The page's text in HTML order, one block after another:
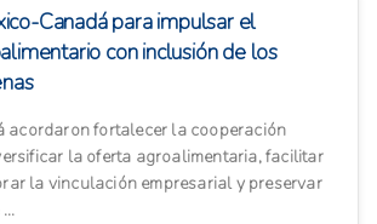
Canadá para impulsar el
con inclusión de los
acordaron fortalecer la cooperación
la oferta agroalimentaria, facilitar
la vinculación empresarial y preservar